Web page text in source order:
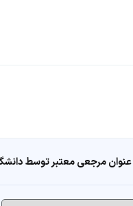
مرجعی معتبر توسط